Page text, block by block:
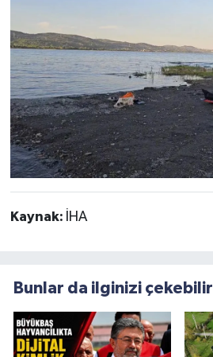
Kaynak: İHA
Bunlar da ilginizi çekebilir